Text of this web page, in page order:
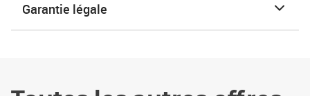
Garantie légale